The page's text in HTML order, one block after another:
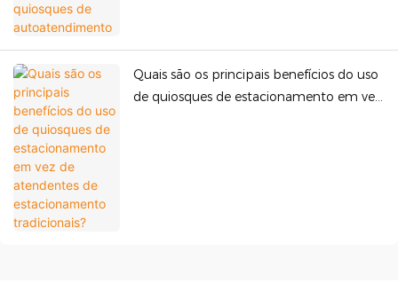
Quais são os principais benefícios do uso
de quiosques de estacionamento em vez